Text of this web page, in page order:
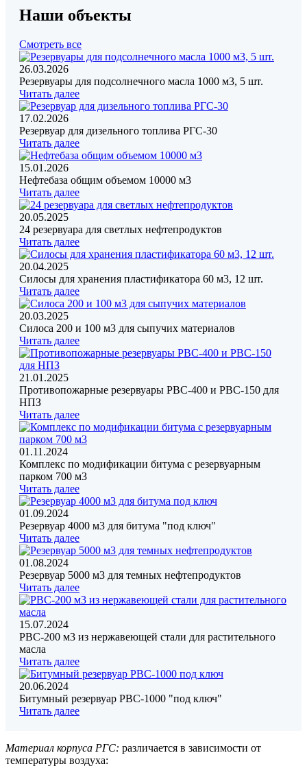
Наши объекты
Смотреть все
26.03.2026
Резервуары для подсолнечного масла 1000 м3, 5 шт.
Читать далее
17.02.2026
Резервуар для дизельного топлива РГС-30
Читать далее
15.01.2026
Нефтебаза общим объемом 10000 м3
Читать далее
20.05.2025
24 резервуара для светлых нефтепродуктов
Читать далее
20.04.2025
Силосы для хранения пластификатора 60 м3, 12 шт.
Читать далее
20.03.2025
Силоса 200 и 100 м3 для сыпучих материалов
Читать далее
21.01.2025
Противопожарные резервуары РВС-400 и РВС-150 для
НПЗ
Читать далее
01.11.2024
Комплекс по модификации битума с резервуарным
парком 700 м3
Читать далее
01.09.2024
Резервуар 4000 м3 для битума "под ключ"
Читать далее
01.08.2024
Резервуар 5000 м3 для темных нефтепродуктов
Читать далее
15.07.2024
РВС-200 м3 из нержавеющей стали для растительного
масла
Читать далее
20.06.2024
Битумный резервуар РВС-1000 "под ключ"
Читать далее
Материал корпуса РГС: различается в зависимости от
температуры воздуха: